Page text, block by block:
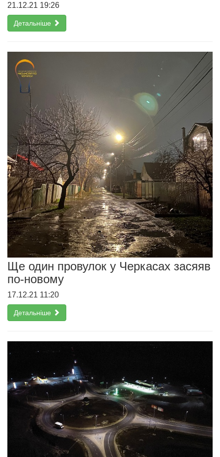
21.12.21 19:26
Детальніше
Ще один провулок у Черкасах засяяв
по-новому
17.12.21 11:20
Детальніше